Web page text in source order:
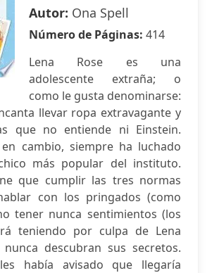
Autor: Ona Spell
Número de Páginas: 414
Lena Rose es una
adolescente extraña; o
como le gusta denominarse:
llevar ropa extravagante y
que no entiende ni Einstein.
cambio, siempre ha luchado
más popular del instituto.
que cumplir las tres normas
con los pringados (como
tener nunca sentimientos (los
teniendo por culpa de Lena
descubran sus secretos.
había avisado que llegaría